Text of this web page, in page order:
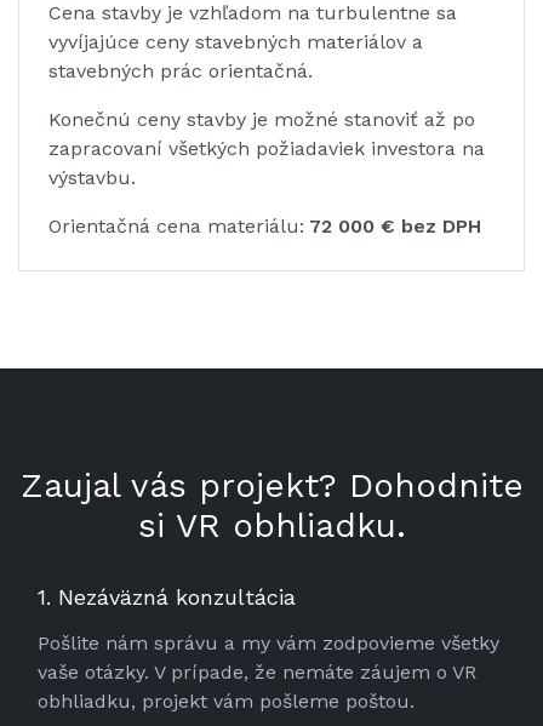
Cena stavby je vzhľadom na turbulentne sa
vyvíjajúce ceny stavebných materiálov a
stavebných prác orientačná.
Konečnú ceny stavby je možné stanoviť až po
zapracovaní všetkých požiadaviek investora na
výstavbu.
Orientačná cena materiálu: 72 000 € bez DPH
Zaujal vás projekt? Dohodnite
si VR obhliadku.
1. Nezáväzná konzultácia
Pošlite nám správu a my vám zodpovieme všetky
vaše otázky. V prípade, že nemáte záujem o VR
obhliadku, projekt vám pošleme poštou.